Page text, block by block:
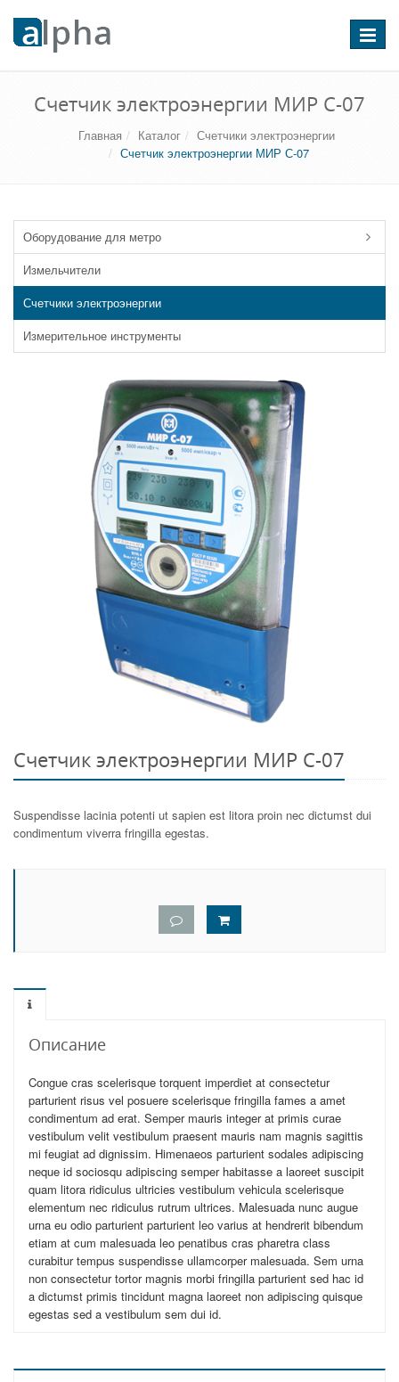
Счетчик электроэнергии МИР С-07
Главная Каталог
Счетчики электроэнергии
Счетчик электроэнергии МИР С-07
Оборудование для метро
Измельчители
Счетчики электроэнергии
Измерительное инструменты
Счетчик электроэнергии МИР С-07
Suspendisse lacinia potenti ut sapien est litora proin nec dictumst dui
condimentum viverra fringilla egestas.
Описание
Congue cras scelerisque torquent imperdiet at consectetur
parturient risus vel posuere scelerisque fringilla fames a amet
condimentum ad erat. Semper mauris integer at primis curae
vestibulum velit vestibulum praesent mauris nam magnis sagittis
mi feugiat ad dignissim. Himenaeos parturient sodales adipiscing
neque id sociosqu adipiscing semper habitasse a laoreet suscipit
quam litora ridiculus ultricies vestibulum vehicula scelerisque
elementum nec ridiculus rutrum ultrices. Malesuada nunc augue
urna eu odio parturient parturient leo varius at hendrerit bibendum
etiam at cum malesuada leo penatibus cras pharetra class
curabitur tempus suspendisse ullamcorper malesuada. Sem urna
non consectetur tortor magnis morbi fringilla parturient sed hac id
a dictumst primis tincidunt magna laoreet non adipiscing quisque
egestas sed a vestibulum sem dui id.